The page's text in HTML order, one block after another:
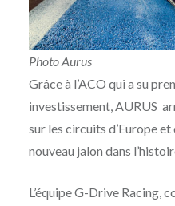
Photo Aurus
Grâce à l’ACO qui a su
investissement, AURUS
sur les circuits d’Europe
nouveau jalon dans
L’équipe G-Drive Racing,